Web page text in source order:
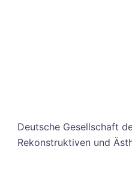
Deutsche Gesellschaft
Rekonstruktiven und